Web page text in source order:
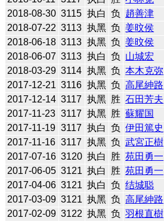
2018-08-30 3115 执白 负 趙善津
2018-07-22 3113 执黑 负 姜旼侯
2018-06-18 3113 执黑 负 姜旼侯
2018-06-07 3113 执白 负 山城宏
2018-03-29 3114 执黑 负 本木克弥
2017-12-21 3116 执黑 负 高尾紳路
2017-12-14 3117 执黑 胜 石田芳夫
2017-11-23 3117 执黑 胜 蘇耀国
2017-11-19 3117 执白 负 伊田篤史
2017-11-16 3117 执黑 负 武宮正樹
2017-07-16 3120 执白 胜 苑田勇一
2017-06-05 3121 执白 胜 苑田勇一
2017-04-06 3121 执白 负 结城聪
2017-03-09 3121 执黑 负 高尾紳路
2017-02-09 3122 执黑 负 羽根直樹